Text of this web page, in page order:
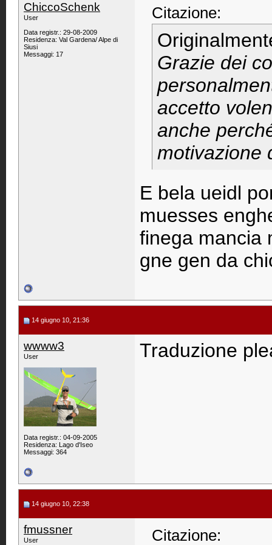
ChiccoSchenk
User
Data registr.: 29-08-2009
Residenza: Val Gardena/ Alpe di
Siusi
Messaggi: 17
Citazione:
Grazie dei
accetto
anche
motivazione
E bela ueidl
muesses
finega mancia
gne gen da
14 giugno 10, 21:36
wwww3
User
Data registr.: 04-09-2005
Residenza: Lago d'Iseo
Messaggi: 364
Traduzione
14 giugno 10, 22:38
fmussner
User Citazione: